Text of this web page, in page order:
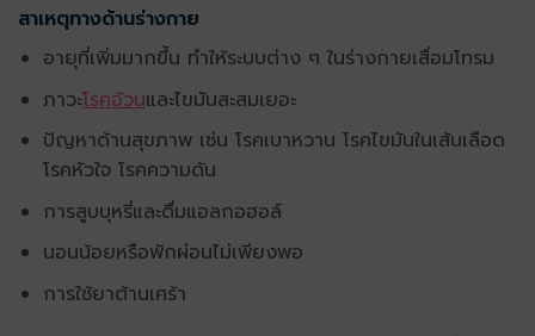
สาเหตุทางด้านร่างกาย
อายุที่เพิ่มมากขึ้น ทำให้ระบบต่าง ๆ ในร่างกายเสื่อมโทรม
ภาวะโรคอ้วนและไขมันสะสมเยอะ
ปัญหาด้านสุขภาพ เช่น โรคเบาหวาน โรคไขมันในเส้นเลือด
โรคหัวใจ โรคความดัน
การสูบบุหรี่และดื่มแอลกอฮอล์
นอนน้อยหรือพักผ่อนไม่เพียงพอ
การใช้ยาต้านเศร้า